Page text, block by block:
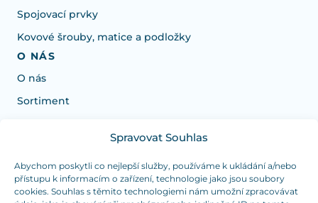
Spravovat Souhlas
Abychom poskytli co nejlepší služby, používáme k ukládání a/nebo
přístupu k informacím o zařízení, technologie jako jsou soubory
cookies. Souhlas s těmito technologiemi nám umožní zpracovávat
Spojovací prvky
Kovové šrouby, matice a podložky
O NÁS
O nás
Sortiment
Potřebujete poradit s výběrem?
Jsme tu pro vás Pondělí-Čtvrtek od: 7:30 - 15:30 hodin
a Pátek od 7:30 - 14:30 hodin